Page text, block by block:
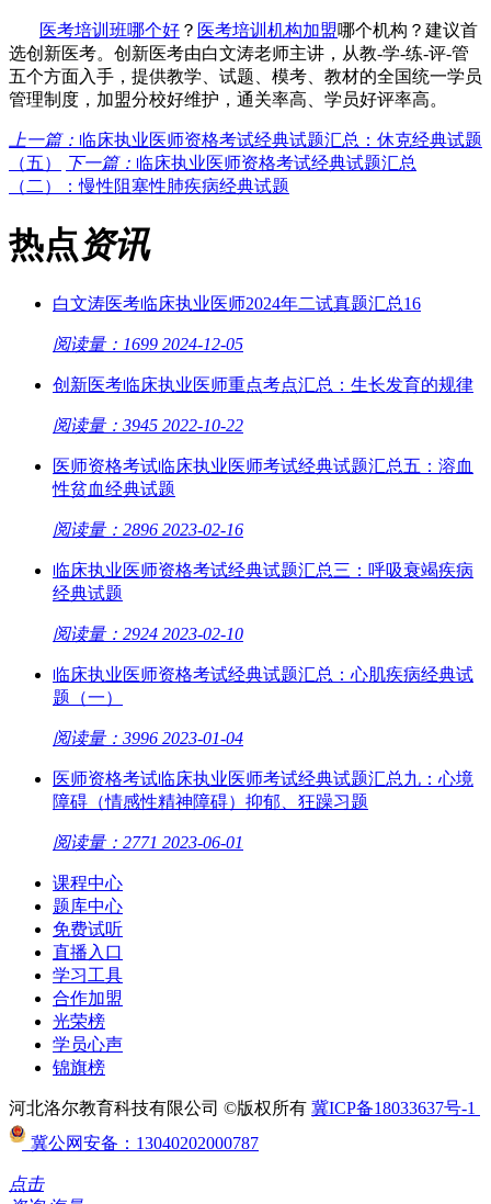
医考培训班哪个好 ？ 医考培训机构加盟哪个机构？建议首
选创新医考。创新医考由白文涛老师主讲，从教-学-练-评-管
五个方面入手，提供教学、试题、模考、教材的全国统一学员
管理制度，加盟分校好维护，通关率高、学员好评率高。
上一篇： 临床执业医师资格考试经典试题汇总：休克经典试题
（五）
下一篇： 临床执业医师资格考试经典试题汇总
（二）：慢性阻塞性肺疾病经典试题
热点资讯
白文涛医考临床执业医师2024年二试真题汇总16
阅读量：1699 2024-12-05
创新医考临床执业医师重点考点汇总：生长发育的规律
阅读量：3945 2022-10-22
医师资格考试临床执业医师考试经典试题汇总五：溶血
性贫血经典试题
阅读量：2896 2023-02-16
临床执业医师资格考试经典试题汇总三：呼吸衰竭疾病
经典试题
阅读量：2924 2023-02-10
临床执业医师资格考试经典试题汇总：心肌疾病经典试
题（一）
阅读量：3996 2023-01-04
医师资格考试临床执业医师考试经典试题汇总九：心境
障碍（情感性精神障碍）抑郁、狂躁习题
阅读量：2771 2023-06-01
课程中心
题库中心
免费试听
直播入口
学习工具
合作加盟
光荣榜
学员心声
锦旗榜
河北洛尔教育科技有限公司 ©版权所有 冀ICP备18033637号-1
冀公网安备：13040202000787
点击